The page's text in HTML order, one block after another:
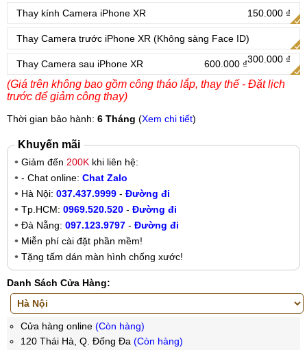
Thay kính Camera iPhone XR 150.000 ₫
Thay Camera trước iPhone XR (Không sàng Face ID)
300.000 ₫
Thay Camera sau iPhone XR 600.000 ₫
(Giá trên không bao gồm công tháo lắp, thay thế - Đặt lịch
trước để giảm công thay)
Thời gian bảo hành: 6 Tháng (Xem chi tiết)
Khuyến mãi
Giảm đến 200K khi liên hệ:
- Chat online: Chat Zalo
Hà Nội: 037.437.9999 - Đường đi
Tp.HCM: 0969.520.520 - Đường đi
Đà Nẵng: 097.123.9797 - Đường đi
Miễn phí cài đặt phần mềm!
Tặng tấm dán màn hình chống xước!
Danh Sách Cửa Hàng:
Cửa hàng online (Còn hàng)
120 Thái Hà, Q. Đống Đa (Còn hàng)